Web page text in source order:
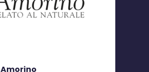
Amorino